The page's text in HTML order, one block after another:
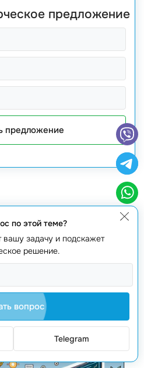
предложение
предложение
интересно
по этой теме?
вашу задачу и подскажет
решение.
вопрос
Telegram